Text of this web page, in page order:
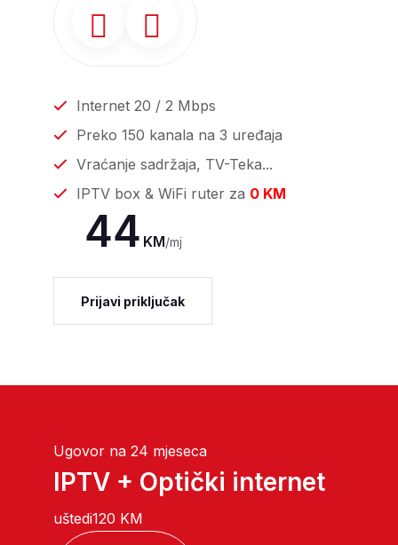
Internet 20 / 2 Mbps
Preko 150 kanala na 3 uređaja
Vraćanje sadržaja, TV-Teka...
IPTV box & WiFi ruter za 0 KM
44KM/mj
Prijavi priključak
Ugovor na 24 mjeseca
IPTV + Optički internet
uštedi120 KM